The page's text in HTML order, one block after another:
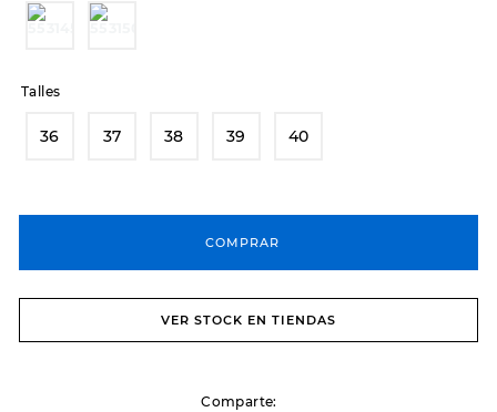
Talles
36 37 38 39 40
COMPRAR
VER STOCK EN TIENDAS
Comparte